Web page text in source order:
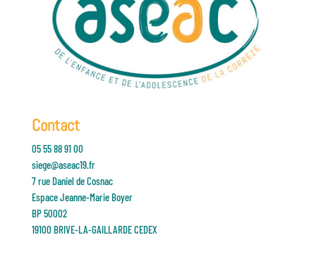
Contact
05 55 88 91 00
siege@aseac19.fr
7 rue Daniel de Cosnac
Espace Jeanne-Marie Boyer
BP 50002
19100 BRIVE-LA-GAILLARDE CEDEX